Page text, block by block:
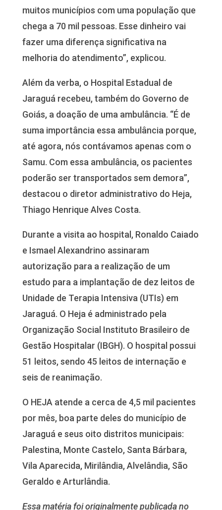
muitos municípios com uma população que
chega a 70 mil pessoas. Esse dinheiro vai
fazer uma diferença significativa na
melhoria do atendimento”, explicou.
Além da verba, o Hospital Estadual de
Jaraguá recebeu, também do Governo de
Goiás, a doação de uma ambulância. “É de
suma importância essa ambulância porque,
até agora, nós contávamos apenas com o
Samu. Com essa ambulância, os pacientes
poderão ser transportados sem demora”,
destacou o diretor administrativo do Heja,
Thiago Henrique Alves Costa.
Durante a visita ao hospital, Ronaldo Caiado
e Ismael Alexandrino assinaram
autorização para a realização de um
estudo para a implantação de dez leitos de
Unidade de Terapia Intensiva (UTIs) em
Jaraguá. O Heja é administrado pela
Organização Social Instituto Brasileiro de
Gestão Hospitalar (IBGH). O hospital possui
51 leitos, sendo 45 leitos de internação e
seis de reanimação.
O HEJA atende a cerca de 4,5 mil pacientes
por mês, boa parte deles do município de
Jaraguá e seus oito distritos municipais:
Palestina, Monte Castelo, Santa Bárbara,
Vila Aparecida, Mirilândia, Alvelândia, São
Geraldo e Arturlândia.
Essa matéria foi originalmente publicada no